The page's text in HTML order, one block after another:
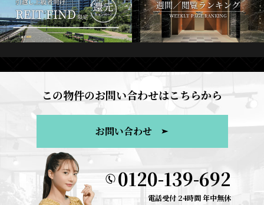
この物件のお問い合わせはこちらから
お問い合わせ
0120-139-692
電話受付 24時間 年中無休